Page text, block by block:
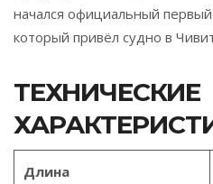
начался официальный
который привёл судно в
ТЕХНИЧЕСКИЕ
Длина